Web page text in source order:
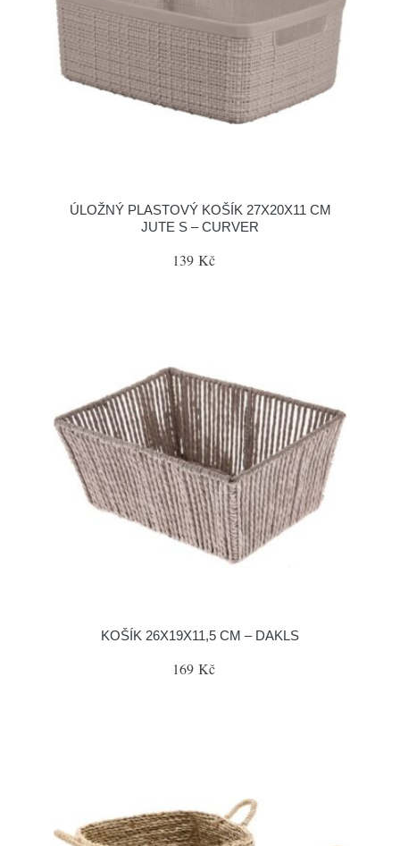
ÚLOŽNÝ PLASTOVÝ KOŠÍK 27X20X11 CM
JUTE S – CURVER
139 Kč
KOŠÍK 26X19X11,5 CM – DAKLS
169 Kč